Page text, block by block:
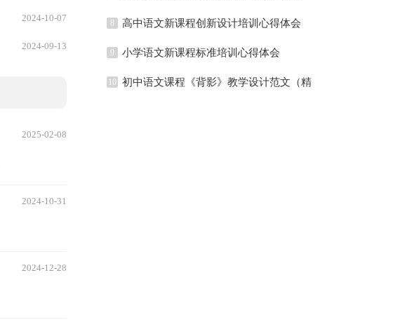
2024-10-07
2024-09-13
2025-02-08
2024-10-31
2024-12-28
8 高中语文新课程创新设计培训心得体会
9 小学语文新课程标准培训心得体会
10
初中语文课程《背影》教学设计范文（精